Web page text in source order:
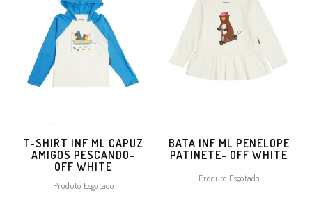
T-SHIRT INF ML CAPUZ
AMIGOS PESCANDO-
OFF WHITE
Produto Esgotado
BATA INF ML PENELOPE
PATINETE- OFF WHITE
Produto Esgotado